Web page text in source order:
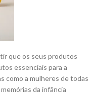
que os seus produtos
essenciais para a
como a mulheres de todas
da infância